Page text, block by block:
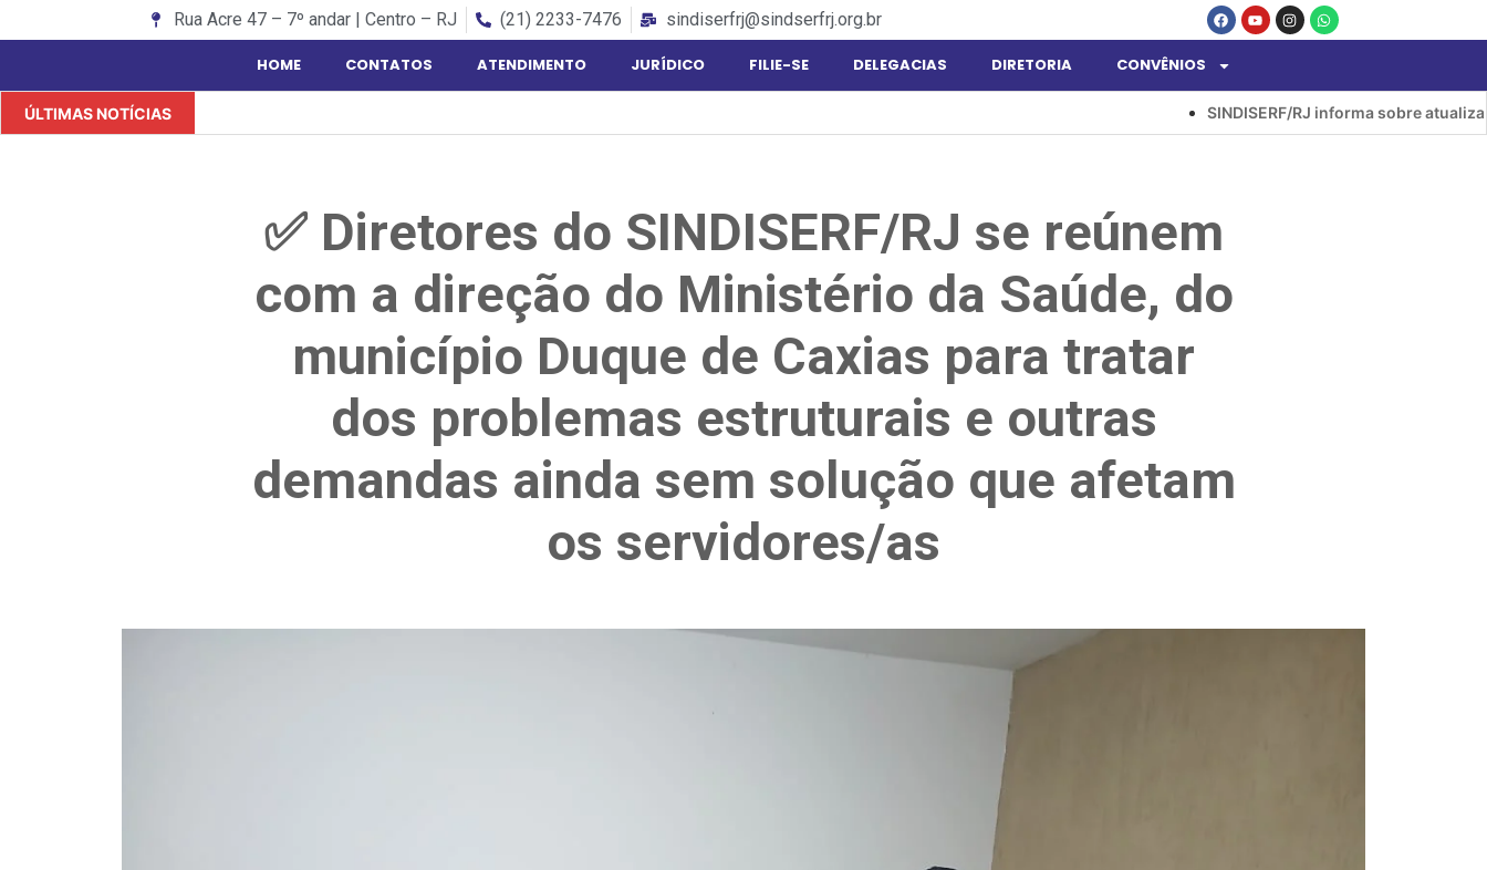
Rua Acre 47 – 7º andar | Centro – RJ (21) 2233-7476 sindiserfrj@sindserfrj.org.br
ÚLTIMAS NOTÍCIAS SINDISERF/RJ informa sobre atualizações
HOME CONTATOS ATENDIMENTO JURÍDICO FILIE-SE DELEGACIAS DIRETORIA CONVÊNIOS
✅ Diretores do SINDISERF/RJ se reúnem
com a direção do Ministério da Saúde, do
município Duque de Caxias para tratar
dos problemas estruturais e outras
demandas ainda sem solução que afetam
os servidores/as